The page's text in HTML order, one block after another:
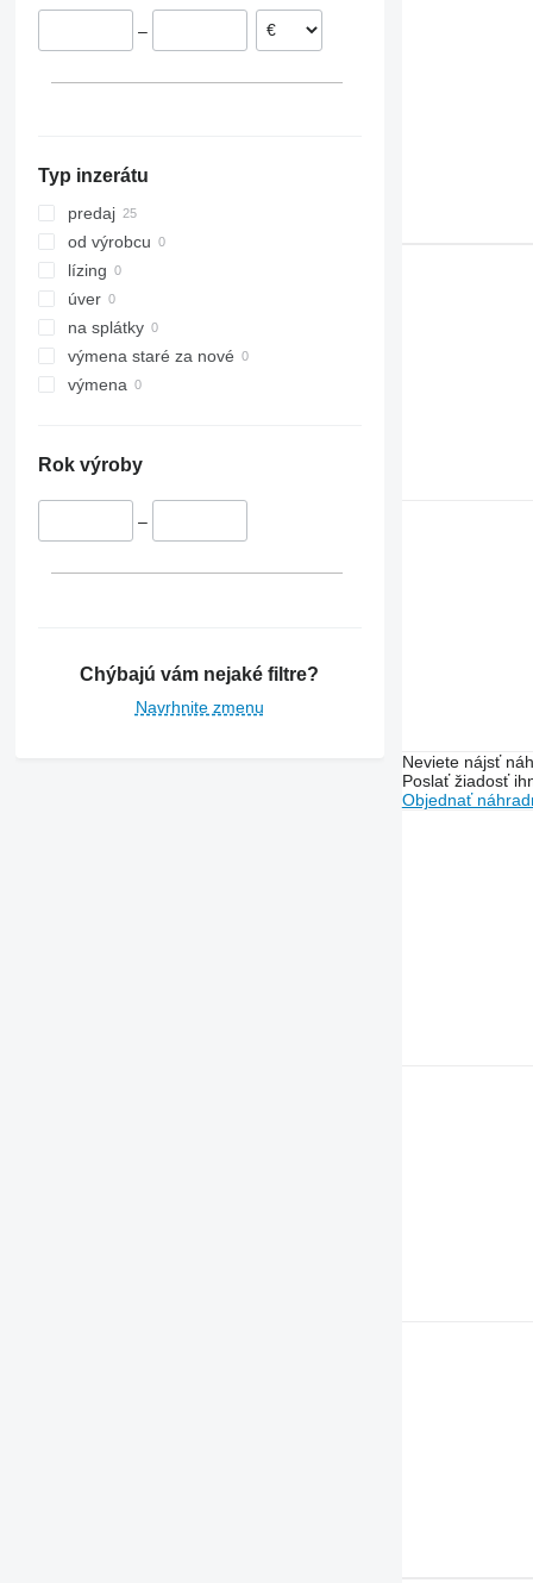
–
Typ inzerátu
predaj
od výrobcu
lízing
úver
na splátky
výmena staré za nové
výmena
Rok výroby
–
Chýbajú vám nejaké filtre?
Navrhnite zmenu
Neviete nájsť
Poslať žiadosť
Objednať